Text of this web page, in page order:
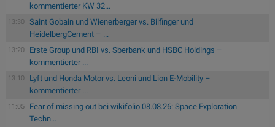
kommentierter KW 32...
13:30
Saint Gobain und Wienerberger vs. Bilfinger und
HeidelbergCement – ...
13:20
Erste Group und RBI vs. Sberbank und HSBC Holdings –
kommentierter ...
13:10
Lyft und Honda Motor vs. Leoni und Lion E-Mobility –
kommentierter ...
11:05
Fear of missing out bei wikifolio 08.08.26: Space Exploration
Techn...